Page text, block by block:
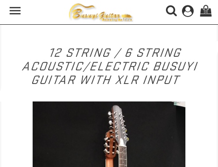
 (0)
12 STRING / 6 STRING
ACOUSTIC/ELECTRIC BUSUYI
GUITAR WITH XLR INPUT